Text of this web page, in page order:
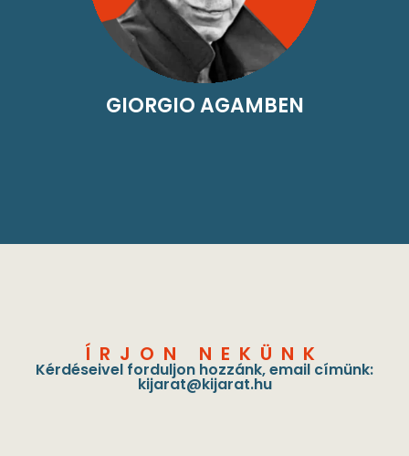
GIORGIO AGAMBEN
ÍRJON NEKÜNK
Kérdéseivel forduljon hozzánk, email címünk:
kijarat@kijarat.hu